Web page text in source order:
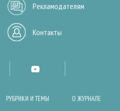
Рекламодателям
Контакты
РУБРИКИ И ТЕМЫ О ЖУРНАЛЕ